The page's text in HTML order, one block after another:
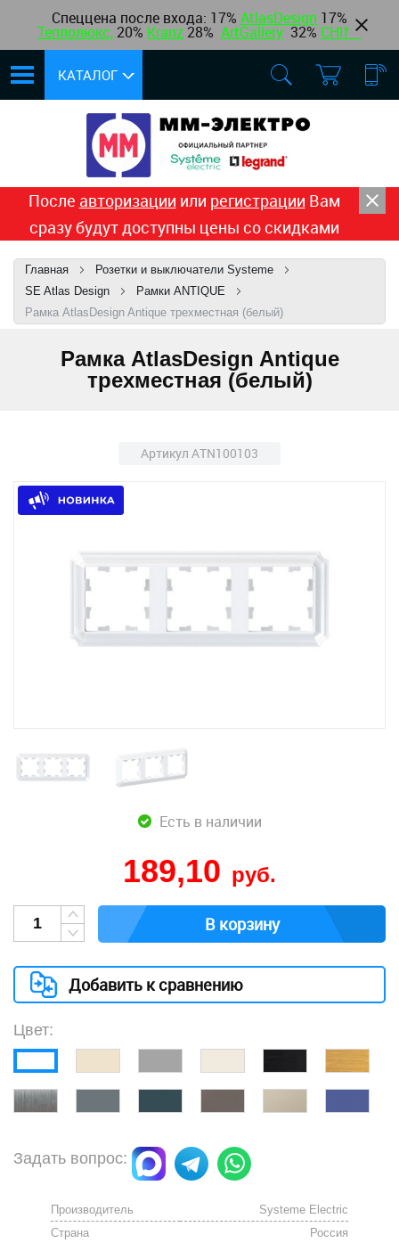
Спеццена после входа: 17% AtlasDesign 17%
Теплолюкс, 20% Kranz 28% ArtGallery 32% CHINT
КАТАЛОГ
После авторизации или регистрации Вам
сразу будут доступны цены со скидками
Главная
Розетки и выключатели Systeme
SE Atlas Design
Рамки ANTIQUE
Рамка AtlasDesign Antique трехместная (белый)
Рамка AtlasDesign Antique
трехместная (белый)
Артикул ATN100103
Есть в наличии
189,10 руб.
В корзину
Добавить к сравнению
Цвет:
Задать вопрос:
Производитель
Systeme Electric
Страна
Россия